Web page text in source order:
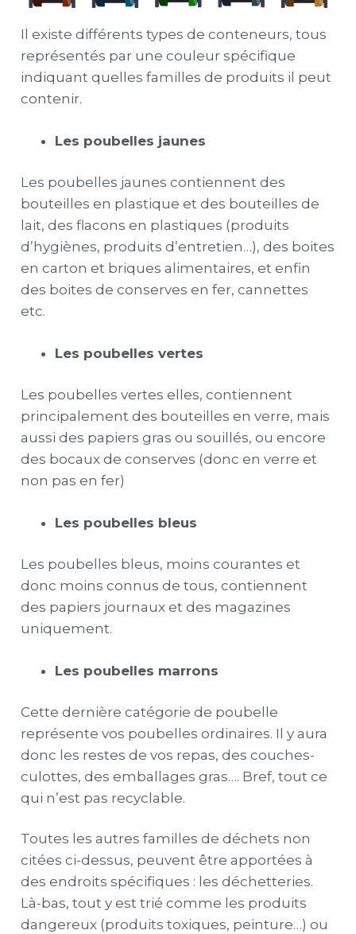
Il existe différents types de conteneurs, tous
représentés par une couleur spécifique
indiquant quelles familles de produits il peut
contenir.
Les poubelles jaunes
Les poubelles jaunes contiennent des
bouteilles en plastique et des bouteilles de
lait, des flacons en plastiques (produits
d’hygiènes, produits d’entretien…), des boites
en carton et briques alimentaires, et enfin
des boites de conserves en fer, cannettes
etc.
Les poubelles vertes
Les poubelles vertes elles, contiennent
principalement des bouteilles en verre, mais
aussi des papiers gras ou souillés, ou encore
des bocaux de conserves (donc en verre et
non pas en fer)
Les poubelles bleus
Les poubelles bleus, moins courantes et
donc moins connus de tous, contiennent
des papiers journaux et des magazines
uniquement.
Les poubelles marrons
Cette dernière catégorie de poubelle
représente vos poubelles ordinaires. Il y aura
donc les restes de vos repas, des couches-
culottes, des emballages gras…. Bref, tout ce
qui n’est pas recyclable.
Toutes les autres familles de déchets non
citées ci-dessus, peuvent être apportées à
des endroits spécifiques : les déchetteries.
Là-bas, tout y est trié comme les produits
dangereux (produits toxiques, peinture…) ou